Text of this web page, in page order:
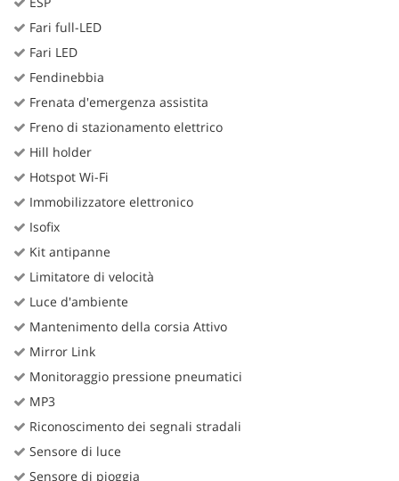
Fari full-LED
Fari LED
Fendinebbia
Frenata d'emergenza assistita
Freno di stazionamento elettrico
Hill holder
Hotspot Wi-Fi
Immobilizzatore elettronico
Isofix
Kit antipanne
Limitatore di velocità
Luce d'ambiente
Mantenimento della corsia Attivo
Mirror Link
Monitoraggio pressione pneumatici
MP3
Riconoscimento dei segnali stradali
Sensore di luce
Sensore di pioggia